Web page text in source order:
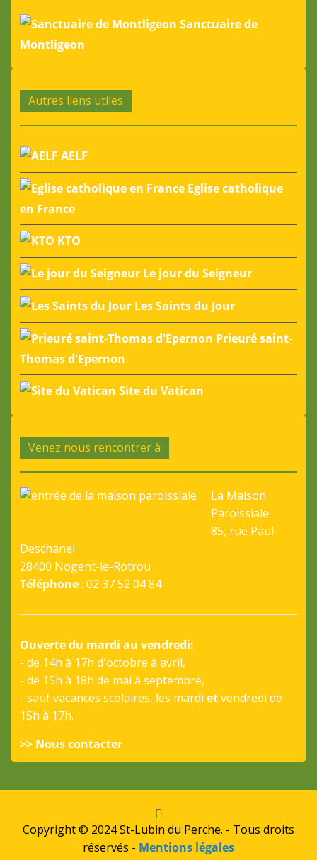
Sanctuaire de
Montligeon
Autres liens utiles
AELF
Eglise catholique
en France
KTO
Le jour du Seigneur
Les Saints du Jour
Prieuré saint-
Thomas d'Epernon
Site du Vatican
Venez nous rencontrer à
La Maison
Paroissiale
85, rue Paul
Deschanel
28400 Nogent-le-Rotrou
Téléphone: 02 37 52 04 84
Ouverte du mardi au vendredi:
- de 14h à 17h d'octobre à avril,
- de 15h à 18h de mai à septembre,
- sauf vacances scolaires, les mardi etvendredi de
15h à 17h.
>> Nous contacter
Copyright © 2024 St-Lubin du Perche. - Tous droits
réservés - Mentions légales